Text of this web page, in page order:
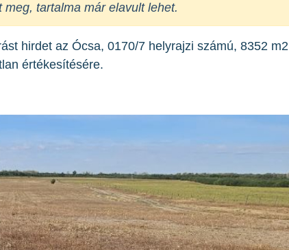
tartalma már elavult lehet.
hirdet az Ócsa, 0170/7 helyrajzi számú, 8352 m2
értékesítésére.